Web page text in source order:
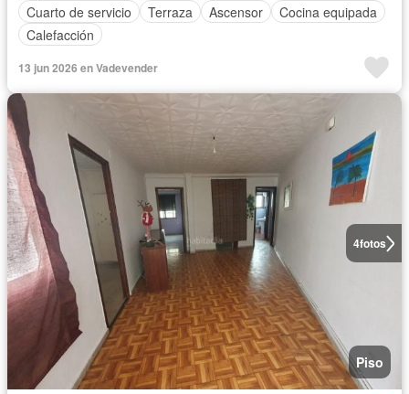
Cuarto de servicio
Terraza Ascensor
Cocina equipada
Calefacción
13 jun 2026 en Vadevender
4fotos
Piso